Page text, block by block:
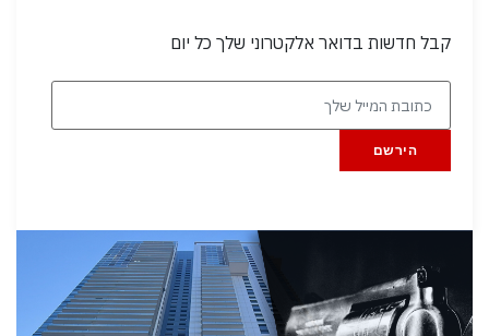
קבל חדשות בדואר אלקטרוני שלך כל יום
הירשם